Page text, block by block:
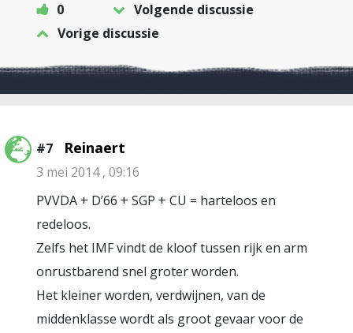
0
Volgende discussie
Vorige discussie
#7 Reinaert
3 mei 2014 , 09:16
PVVDA + D’66 + SGP + CU = harteloos en
redeloos.
Zelfs het IMF vindt de kloof tussen rijk en arm
onrustbarend snel groter worden.
Het kleiner worden, verdwijnen, van de
middenklasse wordt als groot gevaar voor de